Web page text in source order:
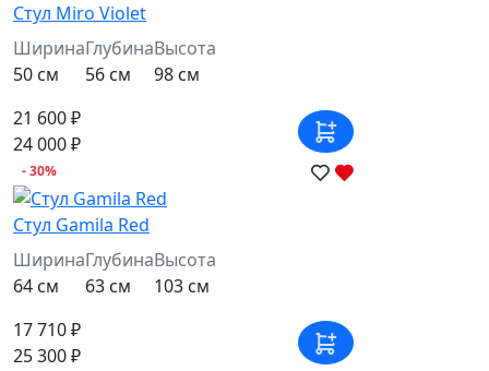
Стул Miro Violet
Ширина
50 см
Глубина
56 см
Высота
98 см
21 600 ₽
24 000 ₽
- 30%
Стул Gamila Red
Ширина
64 см
Глубина
63 см
Высота
103 см
17 710 ₽
25 300 ₽